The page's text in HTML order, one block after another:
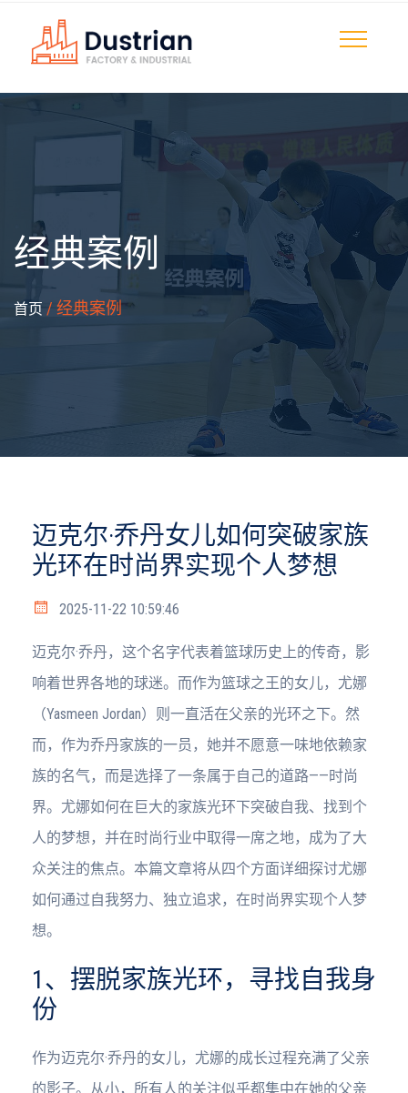
经典案例
首页 / 经典案例
迈克尔·乔丹女儿如何突破家族
光环在时尚界实现个人梦想
2025-11-22 10:59:46
迈克尔·乔丹，这个名字代表着篮球历史上的传奇，影
响着世界各地的球迷。而作为篮球之王的女儿，尤娜
（Yasmeen Jordan）则一直活在父亲的光环之下。然
而，作为乔丹家族的一员，她并不愿意一味地依赖家
族的名气，而是选择了一条属于自己的道路——时尚
界。尤娜如何在巨大的家族光环下突破自我、找到个
人的梦想，并在时尚行业中取得一席之地，成为了大
众关注的焦点。本篇文章将从四个方面详细探讨尤娜
如何通过自我努力、独立追求，在时尚界实现个人梦
想。
1、摆脱家族光环，寻找自我身
份
作为迈克尔·乔丹的女儿，尤娜的成长过程充满了父亲
的影子。从小，所有人的关注似乎都集中在她的父亲